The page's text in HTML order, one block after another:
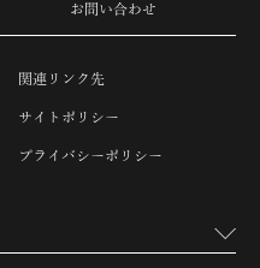
お問い合わせ
関連リンク先
サイトポリシー
プライバシーポリシー